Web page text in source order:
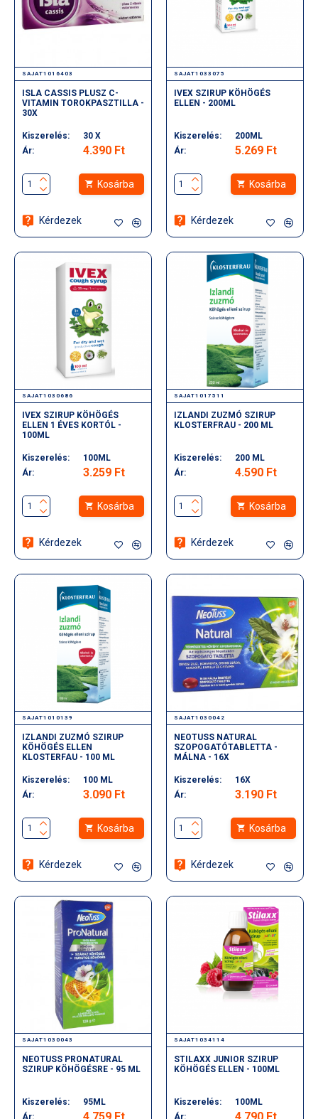
SAJAT1016403
ISLA CASSIS PLUSZ C-
VITAMIN TOROKPASZTILLA -
30X
Kiszerelés:
30 X
Ár:
4.390 Ft
Kosárba
Kérdezek
SAJAT1033075
IVEX SZIRUP KÖHÖGÉS
ELLEN - 200ML
Kiszerelés:
200ML
Ár:
5.269 Ft
Kosárba
Kérdezek
SAJAT1030686
IVEX SZIRUP KÖHÖGÉS
ELLEN 1 ÉVES KORTÓL -
100ML
Kiszerelés:
100ML
Ár:
3.259 Ft
Kosárba
Kérdezek
SAJAT1017511
IZLANDI ZUZMÓ SZIRUP
KLOSTERFRAU - 200 ML
Kiszerelés:
200 ML
Ár:
4.590 Ft
Kosárba
Kérdezek
SAJAT1010139
IZLANDI ZUZMÓ SZIRUP
KÖHÖGÉS ELLEN
KLOSTERFAU - 100 ML
Kiszerelés:
100 ML
Ár:
3.090 Ft
Kosárba
Kérdezek
SAJAT1030042
NEOTUSS NATURAL
SZOPOGATÓTABLETTA -
MÁLNA - 16X
Kiszerelés:
16X
Ár:
3.190 Ft
Kosárba
Kérdezek
SAJAT1030043
NEOTUSS PRONATURAL
SZIRUP KÖHÖGÉSRE - 95 ML
Kiszerelés:
95ML
Ár:
SAJAT1034114
STILAXX JUNIOR SZIRUP
KÖHÖGÉS ELLEN - 100ML
Kiszerelés:
100ML
Ár: